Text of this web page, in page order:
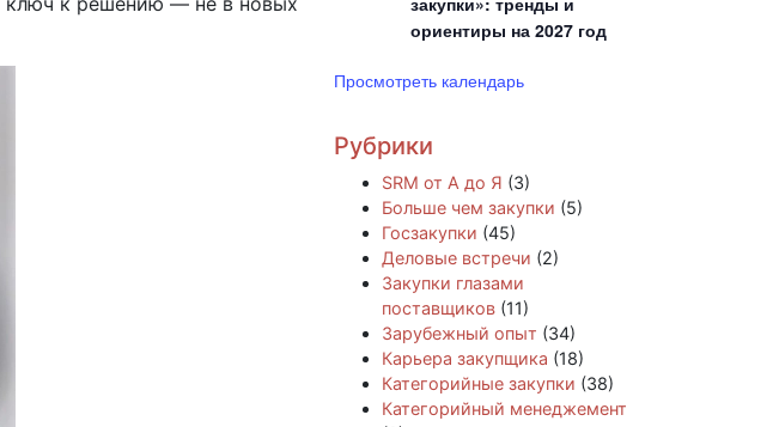
ориентиры на 2027 год
Просмотреть календарь
Рубрики
SRM от А до Я (3)
Больше чем закупки (5)
Госзакупки (45)
Деловые встречи (2)
Закупки глазами
поставщиков (11)
Зарубежный опыт (34)
Карьера закупщика (18)
Категорийные закупки (38)
Категорийный менеджемент